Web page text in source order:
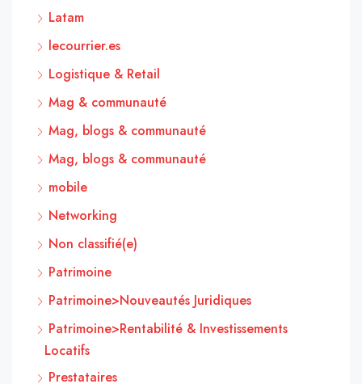
Latam
lecourrier.es
Logistique & Retail
Mag & communauté
Mag, blogs & communauté
Mag, blogs & communauté
mobile
Networking
Non classifié(e)
Patrimoine
Patrimoine>Nouveautés Juridiques
Patrimoine>Rentabilité & Investissements
Locatifs
Prestataires